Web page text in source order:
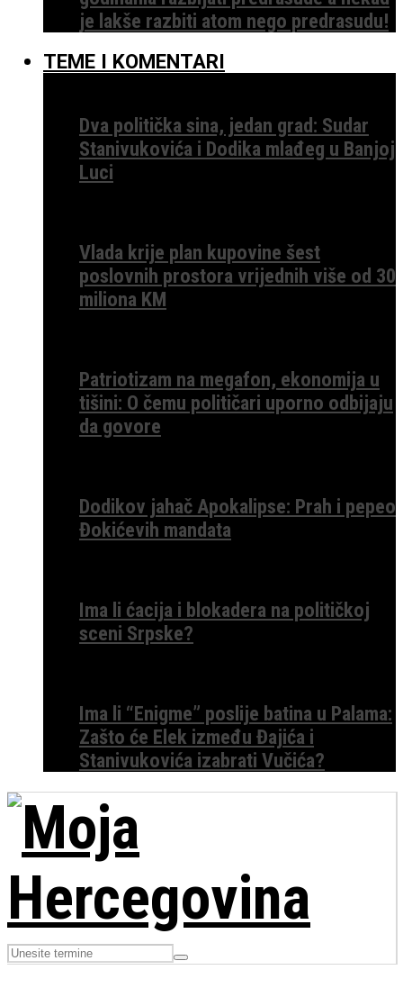
je lakše razbiti atom nego predrasudu!
TEME I KOMENTARI
Dva politička sina, jedan grad: Sudar
Stanivukovića i Dodika mlađeg u Banjoj
Luci
Vlada krije plan kupovine šest
poslovnih prostora vrijednih više od 30
miliona KM
Patriotizam na megafon, ekonomija u
tišini: O čemu političari uporno odbijaju
da govore
Dodikov jahač Apokalipse: Prah i pepeo
Đokićevih mandata
Ima li ćacija i blokadera na političkoj
sceni Srpske?
Ima li “Enigme” poslije batina u Palama:
Zašto će Elek između Đajića i
Stanivukovića izabrati Vučića?